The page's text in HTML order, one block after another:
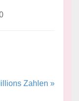
Zahlen »